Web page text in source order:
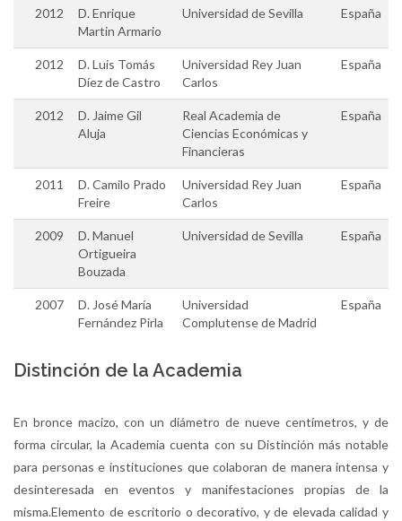
2012
D. Enrique
Martin Armario
Universidad de Sevilla España
2012
D. Luis Tomás
Díez de Castro
Universidad Rey Juan
Carlos
España
2012
D. Jaime Gil
Aluja
Real Academia de
Ciencias Económicas y
Financieras
España
2011
D. Camilo Prado
Freire
Universidad Rey Juan
Carlos
España
2009
D. Manuel
Ortigueira
Bouzada
Universidad de Sevilla España
2007
D. José María
Fernández Pirla
Universidad
Complutense de Madrid
España
Distinción de la Academia
En bronce macizo, con un diámetro de nueve centímetros, y de
forma circular, la Academia cuenta con su Distinción más notable
para personas e instituciones que colaboran de manera intensa y
desinteresada en eventos y manifestaciones propias de la
misma.Elemento de escritorio o decorativo, y de elevada calidad y